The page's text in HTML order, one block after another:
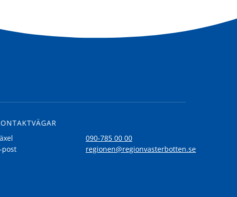
090-785 00 00
post
regionen@regionvasterbotten.se